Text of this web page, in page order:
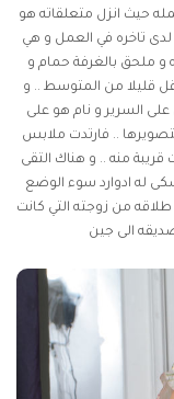
حيث انزل متعلقاته هو
لدى تاخره في العمل و هي
ملحق بالغرفة حمام و
قليلا من المتوسط .. و
السرير و نام هو على
.. فارتدت ملابس
قريبة منه .. و هناك التقى
له ادوارد سوء الوضع
من زوجته التي كانت